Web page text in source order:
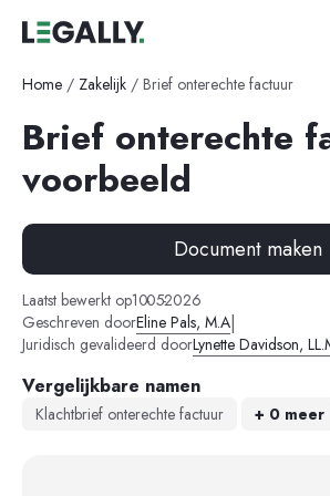
Home / Zakelijk / Brief onterechte factuur
Brief onterechte
voorbeeld
Document maken
Laatst bewerkt op10-05-2026
Geschreven doorEline Pals, M.A|
Juridisch gevalideerd doorLynette Davidson,
Vergelijkbare namen
Klachtbrief onterechte factuur + 0 meer